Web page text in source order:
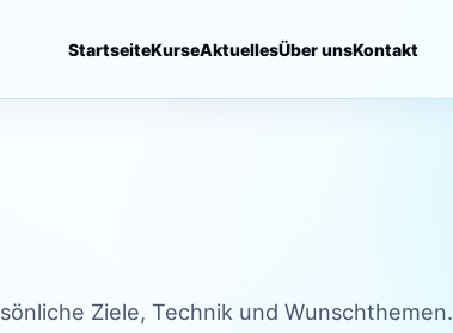
StartseiteKurseAktuellesÜber unsKontakt
Ziele, Technik und Wunschthemen.